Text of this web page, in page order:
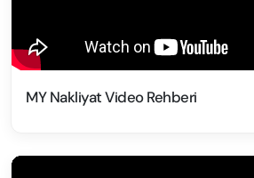
MY Nakliyat Video Rehberi